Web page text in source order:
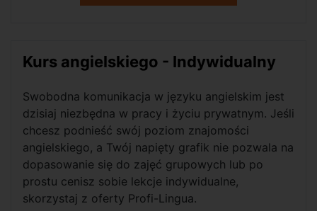
Kurs angielskiego - Indywidualny
Swobodna komunikacja w języku angielskim jest
dzisiaj niezbędna w pracy i życiu prywatnym. Jeśli
chcesz podnieść swój poziom znajomości
angielskiego, a Twój napięty grafik nie pozwala na
dopasowanie się do zajęć grupowych lub po
prostu cenisz sobie lekcje indywidualne,
skorzystaj z oferty Profi-Lingua.